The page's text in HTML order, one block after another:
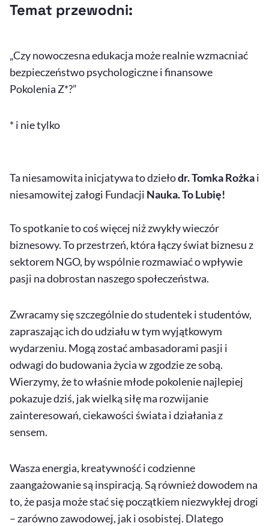
Temat przewodni:
„Czy nowoczesna edukacja może realnie wzmacniać
bezpieczeństwo psychologiczne i finansowe
Pokolenia Z*?”
* i nie tylko
Ta niesamowita inicjatywa to dziełodr. Tomka Rożkai
niesamowitej załogi Fundacji Nauka. To Lubię!
To spotkanie to coś więcej niż zwykły wieczór
biznesowy. To przestrzeń, która łączy świat biznesu z
sektorem NGO, by wspólnie rozmawiać o wpływie
pasji na dobrostan naszego społeczeństwa.
Zwracamy się szczególnie do studentek i studentów,
zapraszając ich do udziału w tym wyjątkowym
wydarzeniu. Mogą zostać ambasadorami pasji i
odwagi do budowania życia w zgodzie ze sobą.
Wierzymy, że to właśnie młode pokolenie najlepiej
pokazuje dziś, jak wielką siłę ma rozwijanie
zainteresowań, ciekawości świata i działania z
sensem.
Wasza energia, kreatywność i codzienne
zaangażowanie są inspiracją. Są również dowodem na
to, że pasja może stać się początkiem niezwykłej drogi
– zarówno zawodowej, jak i osobistej. Dlatego